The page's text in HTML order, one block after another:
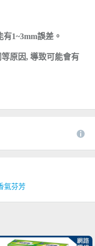
1~3mm誤差。
原因, 導致可能會有
氣芬芳